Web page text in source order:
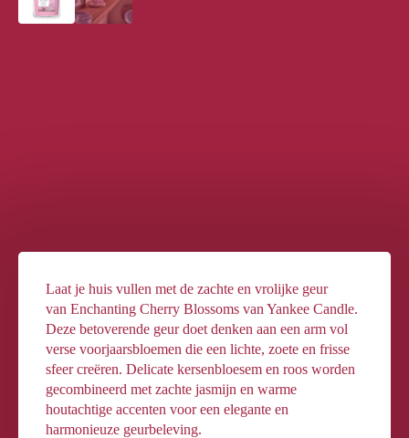
Laat je huis vullen met de zachte en vrolijke geur
van Enchanting Cherry Blossoms van Yankee Candle.
Deze betoverende geur doet denken aan een arm vol
verse voorjaarsbloemen die een lichte, zoete en frisse
sfeer creëren. Delicate kersenbloesem en roos worden
gecombineerd met zachte jasmijn en warme
houtachtige accenten voor een elegante en
harmonieuze geurbeleving.